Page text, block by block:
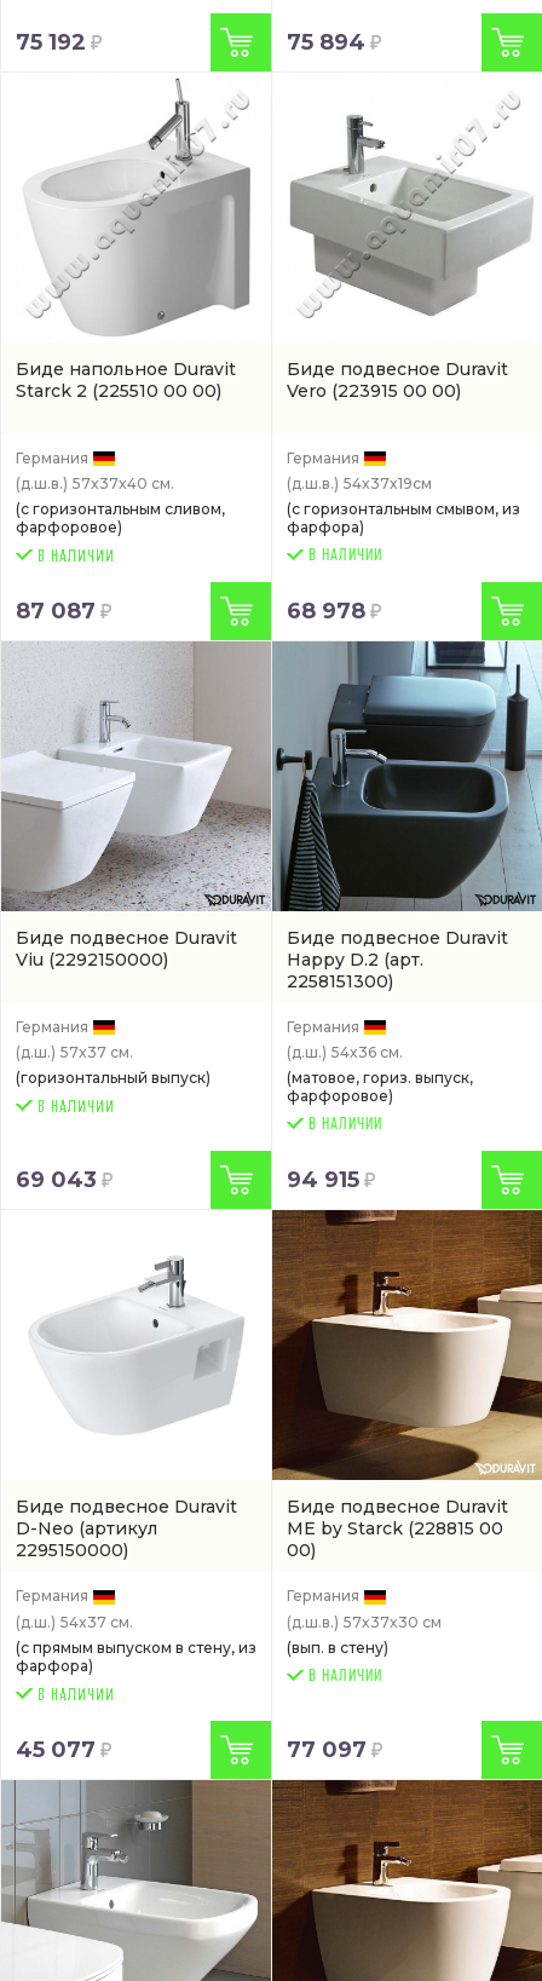
75 192 75 894
Биде напольное Duravit
Starck 2 (225510 00 00)
Германия
(д.ш.в.) 57x37x40 см.
(с горизонтальным сливом,
фарфоровое)
87 087
Биде подвесное Duravit
Vero (223915 00 00)
Германия
(д.ш.в.) 54x37x19см
(с горизонтальным смывом, из
фарфора)
В НАЛИЧИИ
68 978
Биде подвесное Duravit
Viu (2292150000)
Германия
(д.ш.) 57x37 см.
(горизонтальный выпуск)
69 043
Биде подвесное Duravit
Happy D.2 (арт.
2258151300)
Германия
(д.ш.) 54x36 см.
(матовое, гориз. выпуск,
фарфоровое)
В НАЛИЧИИ
94 915
Биде подвесное Duravit
D-Neo (артикул
2295150000)
Германия
(д.ш.) 54x37 см.
(с прямым выпуском в стену, из
фарфора)
45 077
Биде подвесное Duravit
ME by Starck (228815 00
00)
Германия
(д.ш.в.) 57x37x30 см
(вып. в стену)
В НАЛИЧИИ
77 097